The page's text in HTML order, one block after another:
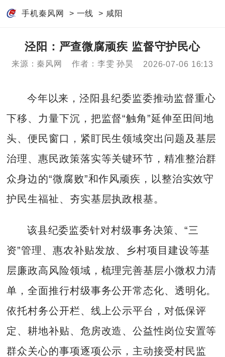
手机秦风网 > 一线 > 咸阳
泾阳：严查微腐顽疾 监督守护民心
来源：秦风网 作者：李雯 孙昊 2026-07-06 16:13
今年以来，泾阳县纪委监委推动监督重心
下移、力量下沉，把监督“触角”延伸至田间地
头、便民窗口，紧盯民生领域突出问题及基层
治理、惠民政策落实等关键环节，精准整治群
众身边的“微腐败”和作风顽疾，以整治实效守
护民生福祉、夯实基层执政根基。
该县纪委监委针对村级事务决策、“三
资”管理、惠农补贴发放、乡村项目建设等基
层廉政高风险领域，梳理完善基层小微权力清
单，全面推行村级事务公开常态化、透明化。
依托村务公开栏、线上公示平台，对低保评
定、耕地补贴、危房改造、公益性岗位安置等
群众关心的事项逐项公示，主动接受村民监